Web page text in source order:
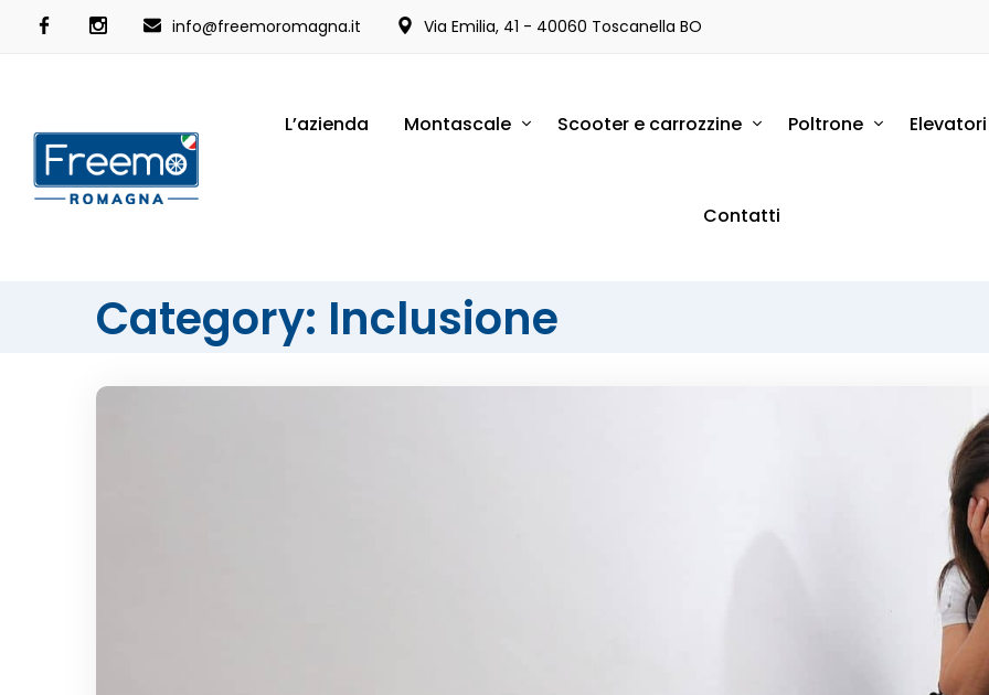
info@freemoromagna.it Via Emilia, 41 - 40060 Toscanella BO
L’azienda Montascale Scooter e carrozzine Poltrone
Contatti
Category: Inclusione